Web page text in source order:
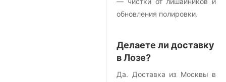
обновления полировки.
Делаете ли доставку
в Лозе?
Да. Доставка из Москвы в